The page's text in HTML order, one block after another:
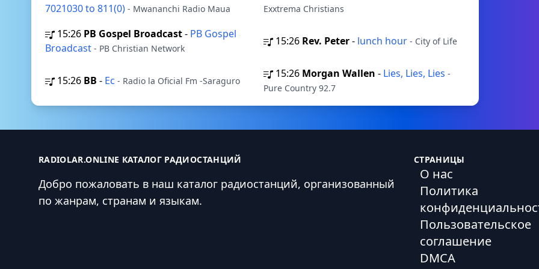
7021030 to 811(0) - Mwananchi Radio Maua Exxtrema Christians
15:26 PB Gospel Broadcast- PB Gospel
Broadcast - PB Christian Network
15:26 Rev. Peter- lunch hour - City of Life
15:26 BB - Ec - Radio la Oficial Fm -Saraguro
15:26 Morgan Wallen - Lies, Lies, Lies -
Pure Country 92.7
RADIOLAR.ONLINE КАТАЛОГ РАДИОСТАНЦИЙ
Добро пожаловать в наш каталог радиостанций, организованный
по жанрам, странам и языкам.
СТРАНИЦЫ
О нас
Политика
Пользовательское
соглашение
DMCA